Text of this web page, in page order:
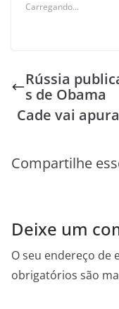
Carregando...
Rússia
s de Obama
Cade vai
Compartilhe
Deixe um
O seu endereço de
obrigatórios são